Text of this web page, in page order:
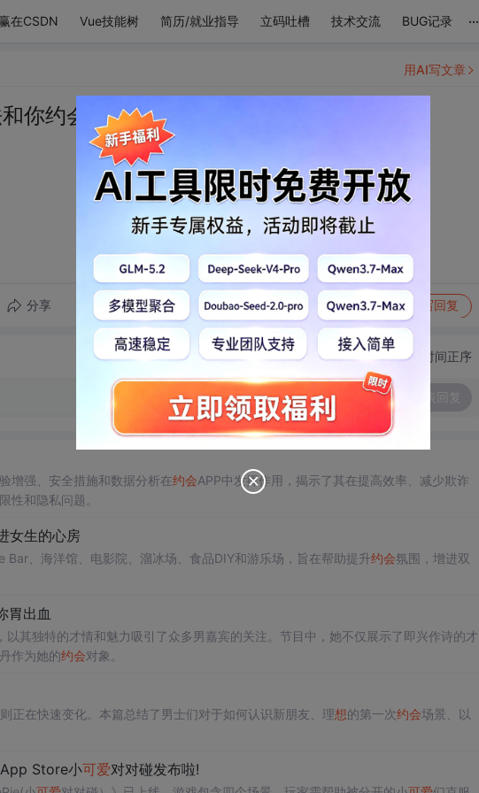
赢在CSDN Vue技能树 简历/就业指导 立码吐槽 技术交流 BUG记录 ...
你约会
分享 转发到动态 举报 写回复
用AI写文章
切换为时间正序
增强、安全措施和数据分析在约会APP中发挥作用，揭示了其在提高效率、减少欺诈
性和隐私问题。
女生的心房
Bar、海洋馆、电影院、溜冰场、食品DIY和游乐场，旨在帮助提升约会氛围，增进双
胃出血
其独特的才情和魅力吸引了众多男嘉宾的关注。节目中，她不仅展示了即兴作诗的才
作为她的约会对象。
正在快速变化。本篇总结了男士们对于如何认识新朋友、理想的第一次约会场景、以
Store小可爱对对碰发布啦!